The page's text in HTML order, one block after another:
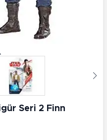
Seri 2 Finn